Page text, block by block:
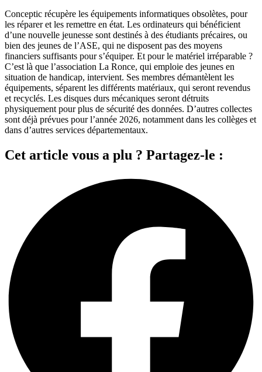
Conceptic récupère les équipements informatiques obsolètes, pour
les réparer et les remettre en état. Les ordinateurs qui bénéficient
d’une nouvelle jeunesse sont destinés à des étudiants précaires, ou
bien des jeunes de l’ASE, qui ne disposent pas des moyens
financiers suffisants pour s’équiper. Et pour le matériel irréparable ?
C’est là que l’association La Ronce, qui emploie des jeunes en
situation de handicap, intervient. Ses membres démantèlent les
équipements, séparent les différents matériaux, qui seront revendus
et recyclés. Les disques durs mécaniques seront détruits
physiquement pour plus de sécurité des données. D’autres collectes
sont déjà prévues pour l’année 2026, notamment dans les collèges et
dans d’autres services départementaux.
Cet article vous a plu ? Partagez-le :